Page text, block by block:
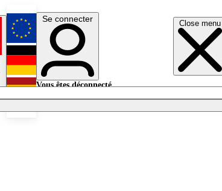
Close menu
English
Deutsch
Se connecter
Vous êtes déconnecté.